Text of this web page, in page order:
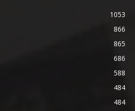
1053
866
865
686
588
484
484